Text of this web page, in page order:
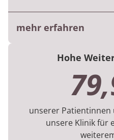
mehr erfahren
Die Bewertung
Patienten am Ende
beantworten.
Die Ergebnisse
aus dem 1. Halbjahr
Hohe
unserer
unsere Klinik für